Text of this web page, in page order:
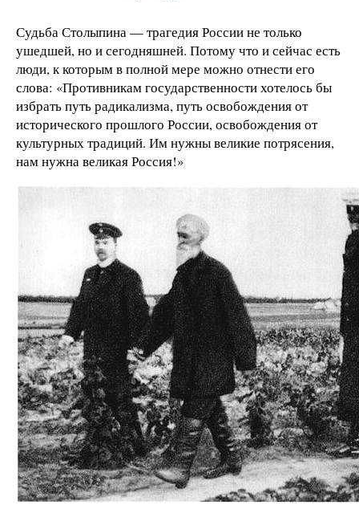
Судьба Столыпина — трагедия России не только
ушедшей, но и сегодняшней. Потому что и сейчас есть
люди, к которым в полной мере можно отнести его
слова: «Противникам государственности хотелось бы
избрать путь радикализма, путь освобождения от
исторического прошлого России, освобождения от
культурных традиций. Им нужны великие потрясения,
нам нужна великая Россия!»